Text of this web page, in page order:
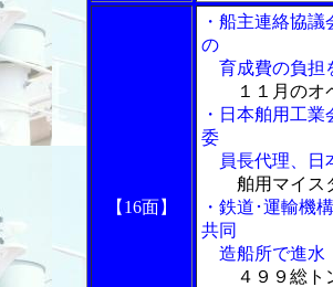
【16面】
・船主連絡協
の
育成費の負担
１１月の
・日本舶用工
委
員長代理、日
舶用マイス
・鉄道･運輸機
共同
造船所で進水
４９９総ト